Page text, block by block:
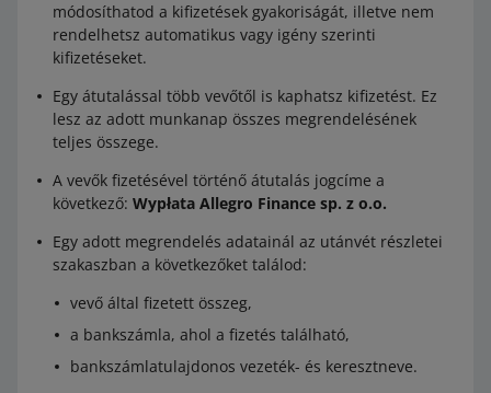
módosíthatod a kifizetések gyakoriságát, illetve nem
rendelhetsz automatikus vagy igény szerinti
kifizetéseket.
Egy átutalással több vevőtől is kaphatsz kifizetést. Ez
lesz az adott munkanap összes megrendelésének
teljes összege.
A vevők fizetésével történő átutalás jogcíme a
következő: Wypłata Allegro Finance sp. z o.o.
Egy adott megrendelés adatainál az utánvét részletei
szakaszban a következőket találod:
vevő által fizetett összeg,
a bankszámla, ahol a fizetés található,
bankszámlatulajdonos vezeték- és keresztneve.